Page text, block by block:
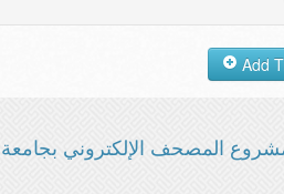
المصحف الإلكتروني بجامعة